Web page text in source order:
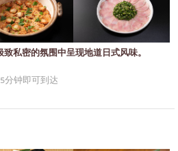
私密的氛围中呈现地道日式风味。
分钟即可到达